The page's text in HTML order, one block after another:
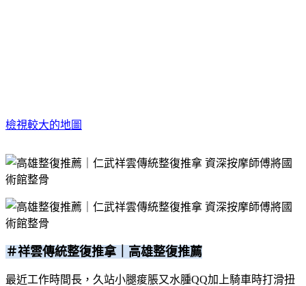
檢視較大的地圖
＃祥雲傳統整復推拿｜高雄整復推薦
最近工作時間長，久站小腿痠脹又水腫QQ加上騎車時打滑扭